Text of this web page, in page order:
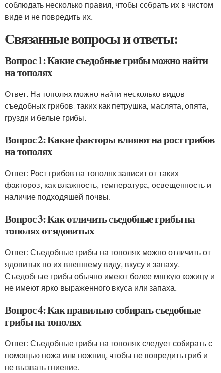
соблюдать несколько правил, чтобы собрать их в чистом
виде и не повредить их.
Связанные вопросы и ответы:
Вопрос 1: Какие съедобные грибы можно найти
на тополях
Ответ: На тополях можно найти несколько видов
съедобных грибов, таких как петрушка, маслята, опята,
грузди и белые грибы.
Вопрос 2: Какие факторы влияют на рост грибов
на тополях
Ответ: Рост грибов на тополях зависит от таких
факторов, как влажность, температура, освещенность и
наличие подходящей почвы.
Вопрос 3: Как отличить съедобные грибы на
тополях от ядовитых
Ответ: Съедобные грибы на тополях можно отличить от
ядовитых по их внешнему виду, вкусу и запаху.
Съедобные грибы обычно имеют более мягкую кожицу и
не имеют ярко выраженного вкуса или запаха.
Вопрос 4: Как правильно собирать съедобные
грибы на тополях
Ответ: Съедобные грибы на тополях следует собирать с
помощью ножа или ножниц, чтобы не повредить гриб и
не вызвать гниение.